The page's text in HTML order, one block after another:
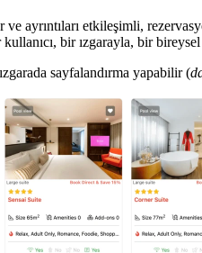
ayrıntıları etkileşimli,
bir ızgarayla, bir bireysel
sayfalandırma yapabilir (